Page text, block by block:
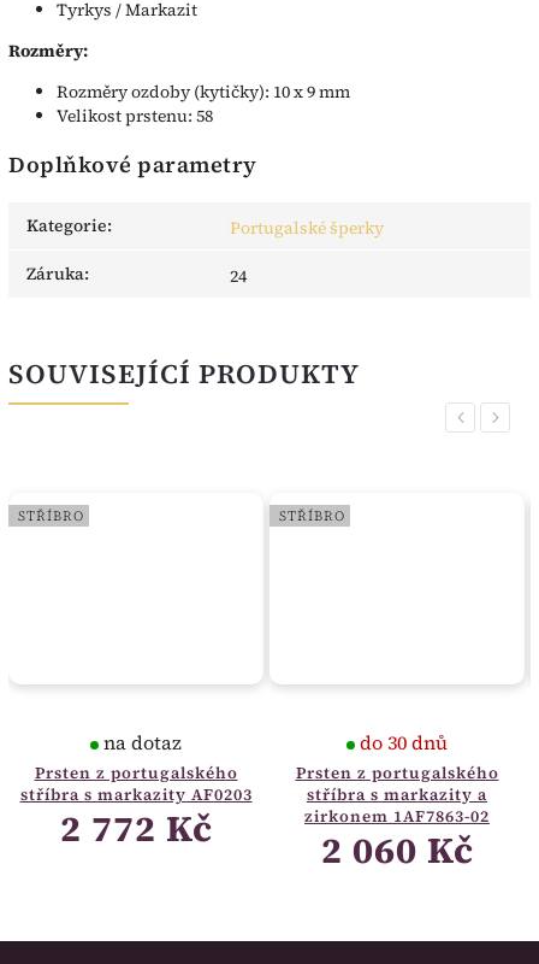
Tyrkys / Markazit
Rozměry:
Rozměry ozdoby (kytičky): 10 x 9 mm
Velikost prstenu: 58
Doplňkové parametry
Kategorie:
Portugalské šperky
Záruka: 24
SOUVISEJÍCÍ PRODUKTY
Previous
STŘÍBRO
Prsten z portugalského
stříbra s markazity AF0203
na dotaz
2 772 Kč
STŘÍBRO
Prsten z portugalského
stříbra s markazity a
zirkonem 1AF7863-02
do 30 dnů
2 060 Kč
Next